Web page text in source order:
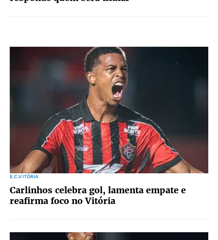
E.C.VITÓRIA
Carlinhos celebra gol, lamenta empate e
reafirma foco no Vitória